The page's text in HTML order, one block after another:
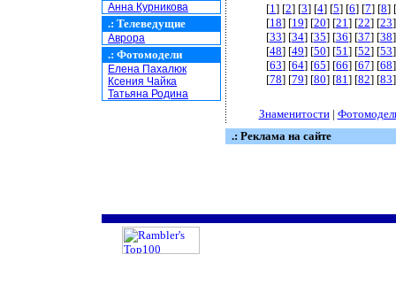
Анна Курникова
.: Телеведущие
Аврора
.: Фотомодели
Елена Пахалюк
Ксения Чайка
Татьяна Родина
[1] [2] [3] [4] [5] [6] [7] [8] [
[18] [19] [20] [21] [22] [23
[33] [34] [35] [36] [37] [38
[48] [49] [50] [51] [52] [53
[63] [64] [65] [66] [67] [68
[78] [79] [80] [81] [82] [83
Знаменитости|
.: Реклама на сайте